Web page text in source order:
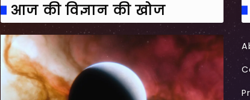
आज की विज्ञान की खोज